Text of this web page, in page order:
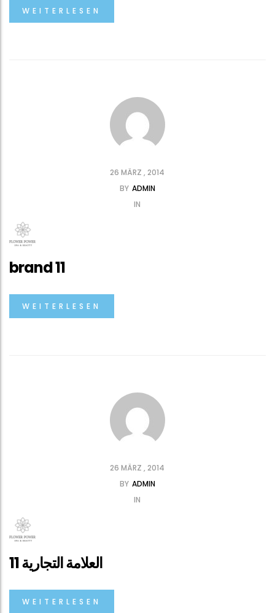
WEITERLESEN
26 MÄRZ , 2014
BY ADMIN
IN
brand 11
WEITERLESEN
26 MÄRZ , 2014
BY ADMIN
IN
العلامة التجارية 11
WEITERLESEN